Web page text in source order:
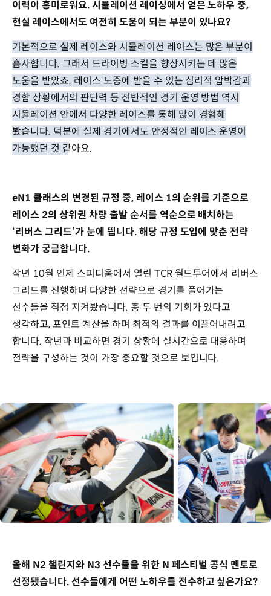
이력이 흥미로워요. 시뮬레이션 레이싱에서 얻은 노하우 중,
현실 레이스에서도 여전히 도움이 되는 부분이 있나요?
기본적으로 실제 레이스와 시뮬레이션 레이스는 많은 부분이
흡사합니다. 그래서 드라이빙 스킬을 향상시키는 데 많은
도움을 받았죠. 레이스 도중에 받을 수 있는 심리적 압박감과
경합 상황에서의 판단력 등 전반적인 경기 운영 방법 역시
시뮬레이션 안에서 다양한 레이스를 통해 많이 경험해
봤습니다. 덕분에 실제 경기에서도 안정적인 레이스 운영이
가능했던 것 같아요.
eN1 클래스의 변경된 규정 중, 레이스 1의 순위를 기준으로
레이스 2의 상위권 차량 출발 순서를 역순으로 배치하는
‘리버스 그리드’가 눈에 띕니다. 해당 규정 도입에 맞춘 전략
변화가 궁금합니다.
작년 10월 인제 스피디움에서 열린 TCR 월드투어에서 리버스
그리드를 진행하며 다양한 전략으로 경기를 풀어가는
선수들을 직접 지켜봤습니다. 총 두 번의 기회가 있다고
생각하고, 포인트 계산을 하며 최적의 결과를 이끌어내려고
합니다. 작년과 비교하면 경기 상황에 실시간으로 대응하며
전략을 구성하는 것이 가장 중요할 것으로 보입니다.
올해 N2 챌린지와 N3 선수들을 위한 N 페스티벌 공식 멘토로
선정됐습니다. 선수들에게 어떤 노하우를 전수하고 싶은가요?